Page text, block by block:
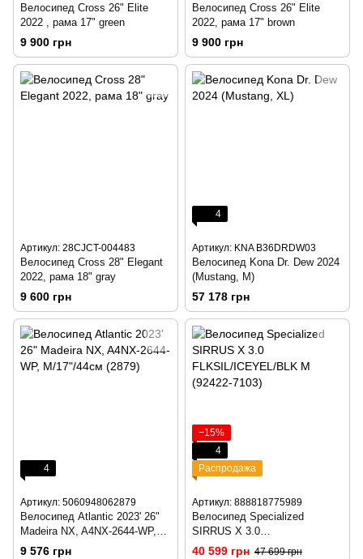
Велосипед Cross 26" Elite
2022 , рама 17" green
9 900 грн
Велосипед Cross 26" Elite
2022, рама 17" brown
9 900 грн
Артикул: 28CJCT-004483
Велосипед Cross 28" Elegant
2022, рама 18" gray
9 600 грн
4
Артикул: KNA B36DRDW03
Велосипед Kona Dr. Dew 2024
(Mustang, M)
57 178 грн
4
Артикул: 5060948062879
Велосипед Atlantic 2023' 26"
Madeira NX, A4NX-2644-WP,
M/17"/44см (2879)
9 576 грн
−15%
4
Распродажа
Артикул: 888818775989
Велосипед Specialized
SIRRUS X 3.0
FLKSIL/ICEYEL/BLK S (92422-
40 599 грн 47 699 грн